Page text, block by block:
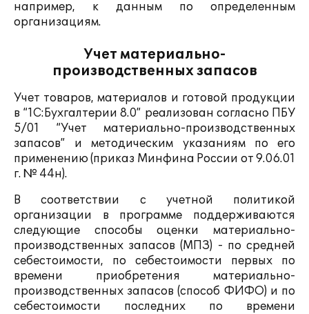
например, к данным по определенным
организациям.
Учет материально-
производственных запасов
Учет товаров, материалов и готовой продукции
в “1С:Бухгалтерии 8.0” реализован согласно ПБУ
5/01 “Учет материально-производственных
запасов” и методическим указаниям по его
применению (приказ Минфина России от 9.06.01
г. № 44н).
В соответствии с учетной политикой
организации в программе поддерживаются
следующие способы оценки материально-
производственных запасов (МПЗ) - по средней
себестоимости, по себестоимости первых по
времени приобретения материально-
производственных запасов (способ ФИФО) и по
себестоимости последних по времени